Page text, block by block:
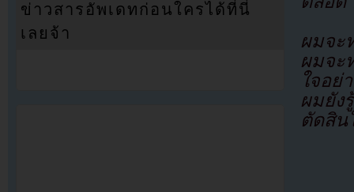
ผมจะ
ผมจะ
ใจอย่
ผมยัง
ตัดสิน
ข่าวสารอัพเดทก่อนใครได้ที่นี่
เลยจ้า